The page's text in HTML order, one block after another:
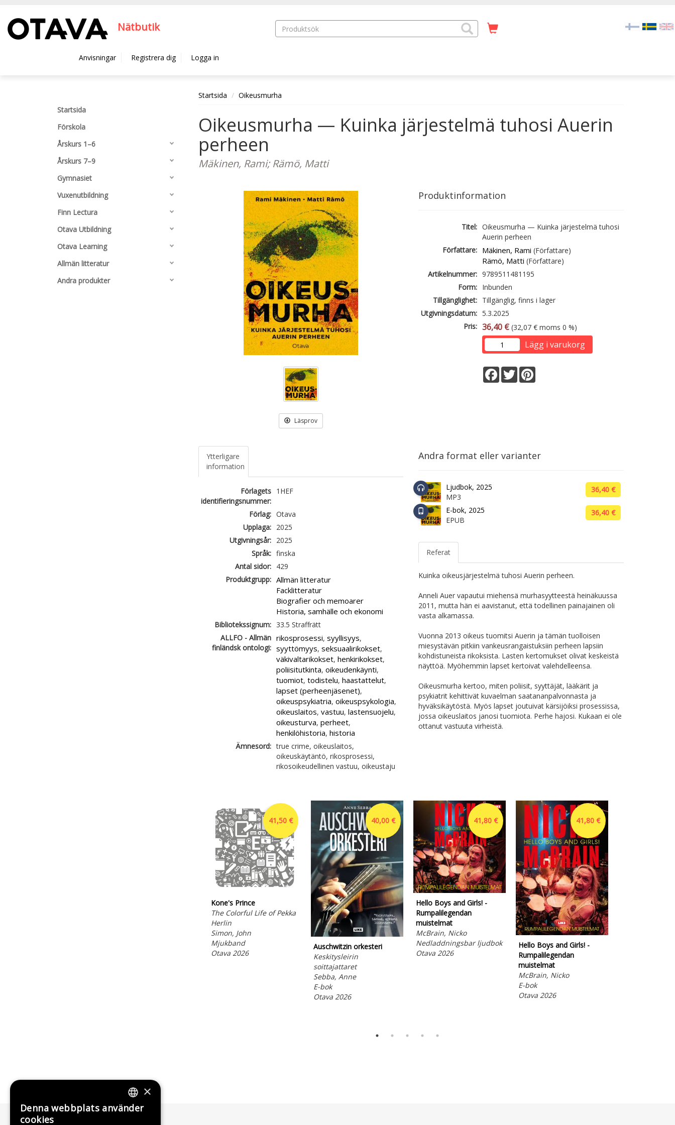
Nätbutik
Anvisningar Registrera dig Logga in
Startsida
Förskola
Årskurs 1–6
Årskurs 7–9
Gymnasiet
Vuxenutbildning
Finn Lectura
Otava Utbildning
Otava Learning
Allmän litteratur
Andra produkter
Startsida Oikeusmurha
Oikeusmurha — Kuinka järjestelmä tuhosi Auerin
perheen
Mäkinen, Rami; Rämö, Matti
Läsprov
Produktinformation
Titel: Oikeusmurha — Kuinka järjestelmä tuhosi
Auerin perheen
Författare: Mäkinen, Rami (Författare)
Rämö, Matti (Författare)
Artikelnummer: 9789511481195
Form: Inbunden
Tillgänglighet: Tillgänglig, finns i lager
Utgivningsdatum: 5.3.2025
Pris: 36,40 € (32,07 € moms 0 %)
Lägg i varukorg
Facebook
Twitter
Ytterligare
information
Förlagets
identifieringsnummer:
1HEF
Förlag: Otava
Upplaga:
2025
Utgivningsår:
2025
Språk: finska
Antal sidor:
429
Produktgrupp: Allmän litteratur
Facklitteratur
Biografier och memoarer
Historia, samhälle och ekonomi
Bibliotekssignum:
33.5 Straffrätt
ALLFO - Allmän
finländsk ontologi:
rikosprosessi, syyllisyys,
syyttömyys, seksuaalirikokset,
väkivaltarikokset, henkirikokset,
poliisitutkinta, oikeudenkäynti,
tuomiot, todistelu, haastattelut,
lapset (perheenjäsenet),
oikeuspsykiatria, oikeuspsykologia,
oikeuslaitos, vastuu, lastensuojelu,
oikeusturva, perheet,
henkilöhistoria, historia
Ämnesord: true crime, oikeuslaitos,
oikeuskäytäntö, rikosprosessi,
rikosoikeudellinen vastuu, oikeustaju
Andra format eller varianter
Ljudbok, 2025
MP3
36,40 €
E-bok, 2025
EPUB
36,40 €
Referat
Kuinka oikeusjärjestelmä tuhosi Auerin perheen.
Anneli Auer vapautui miehensä murhasyytteestä heinäkuussa
2011, mutta hän ei aavistanut, että todellinen painajainen oli
vasta alkamassa.
Vuonna 2013 oikeus tuomitsi Auerin ja tämän tuolloisen
miesystävän pitkiin vankeusrangaistuksiin perheen lapsiin
kohdistuneista rikoksista. Lasten kertomukset olivat keskeistä
näyttöä. Myöhemmin lapset kertoivat valehdelleensa.
Oikeusmurha kertoo, miten poliisit, syyttäjät, lääkärit ja
psykiatrit kehittivät kuvaelman saatananpalvonnasta ja
hyväksikäytöstä. Myös lapset joutuivat kärsijöiksi prosessissa,
jossa oikeuslaitos janosi tuomiota. Perhe hajosi. Kukaan ei ole
ottanut vastuuta virheistä.
41,50 €
Kone's Prince
The Colorful Life of Pekka
Herlin
Simon, John
Mjukband
Otava 2026
40,00 €
Auschwitzin orkesteri
Keskitysleirin
soittajattaret
Sebba, Anne
E-bok
Otava 2026
41,80 €
Hello Boys and Girls! -
Rumpalilegendan
muistelmat
McBrain, Nicko
Nedladdningsbar ljudbok
Otava 2026
41,80 €
Hello Boys and Girls! -
Rumpalilegendan
muistelmat
McBrain, Nicko
E-bok
Otava 2026
FINNISH
×
Denna webbplats använder
cookies